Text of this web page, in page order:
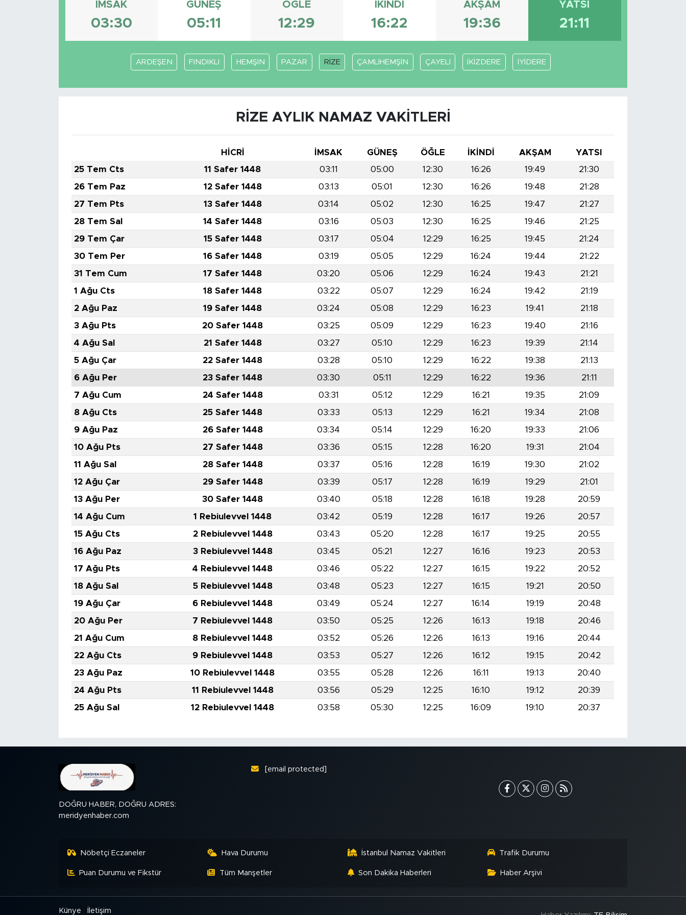
İMSAK
03:30
GÜNEŞ
05:11
ÖĞLE
12:29
İKINDI
16:22
AKŞAM
19:36
YATSI
21:11
ARDEŞEN FINDIKLI HEMŞİN PAZAR RİZE ÇAMLIHEMŞİN ÇAYELİ İKİZDERE İYİDERE
RİZE AYLIK NAMAZ VAKITLERI
HİCRİ İMSAK GÜNEŞ ÖĞLE İKINDI AKŞAM
YATSI
25 Tem Cts
11 Safer 1448 03:11 05:00 12:30 16:26 19:49
21:30
26 Tem Paz
12 Safer 1448 03:13 05:01 12:30 16:26 19:48
21:28
27 Tem Pts
13 Safer 1448 03:14 05:02 12:30 16:25 19:47
21:27
28 Tem Sal
14 Safer 1448 03:16 05:03 12:30 16:25 19:46
21:25
29 Tem Çar
15 Safer 1448 03:17 05:04 12:29 16:25 19:45
21:24
30 Tem Per
16 Safer 1448 03:19 05:05 12:29 16:24 19:44
21:22
31 Tem Cum
17 Safer 1448 03:20 05:06 12:29 16:24 19:43
21:21
1 Ağu Cts
18 Safer 1448 03:22 05:07 12:29 16:24 19:42
21:19
2 Ağu Paz
19 Safer 1448 03:24 05:08 12:29 16:23 19:41
21:18
3 Ağu Pts
20 Safer 1448 03:25 05:09 12:29 16:23 19:40
21:16
4 Ağu Sal
21 Safer 1448 03:27 05:10 12:29 16:23 19:39
21:14
5 Ağu Çar
22 Safer 1448 03:28 05:10 12:29 16:22 19:38
21:13
6 Ağu Per
23 Safer 1448 03:30 05:11 12:29 16:22 19:36
21:11
7 Ağu Cum
24 Safer 1448 03:31 05:12 12:29 16:21 19:35
21:09
8 Ağu Cts
25 Safer 1448 03:33 05:13 12:29 16:21 19:34
21:08
9 Ağu Paz
26 Safer 1448 03:34 05:14 12:29 16:20 19:33
21:06
10 Ağu Pts
27 Safer 1448 03:36 05:15 12:28 16:20 19:31
21:04
11 Ağu Sal
28 Safer 1448 03:37 05:16 12:28 16:19 19:30
21:02
12 Ağu Çar
29 Safer 1448 03:39 05:17 12:28 16:19 19:29
21:01
13 Ağu Per
30 Safer 1448 03:40 05:18 12:28 16:18 19:28
20:59
14 Ağu Cum
1 Rebiulevvel 1448 03:42 05:19 12:28 16:17 19:26
20:57
15 Ağu Cts
2 Rebiulevvel 1448 03:43 05:20 12:28 16:17 19:25
20:55
16 Ağu Paz
3 Rebiulevvel 1448 03:45 05:21 12:27 16:16 19:23
20:53
17 Ağu Pts
4 Rebiulevvel 1448 03:46 05:22 12:27 16:15 19:22
20:52
18 Ağu Sal
5 Rebiulevvel 1448 03:48 05:23 12:27 16:15 19:21
20:50
19 Ağu Çar
6 Rebiulevvel 1448 03:49 05:24 12:27 16:14 19:19
20:48
20 Ağu Per
7 Rebiulevvel 1448 03:50 05:25 12:26 16:13 19:18
20:46
21 Ağu Cum
8 Rebiulevvel 1448 03:52 05:26 12:26 16:13 19:16
20:44
22 Ağu Cts
9 Rebiulevvel 1448 03:53 05:27 12:26 16:12 19:15
20:42
23 Ağu Paz
10 Rebiulevvel 1448 03:55 05:28 12:26 16:11 19:13
20:40
24 Ağu Pts
11 Rebiulevvel 1448 03:56 05:29 12:25 16:10 19:12
20:39
25 Ağu Sal
12 Rebiulevvel 1448 03:58 05:30 12:25 16:09 19:10 20:37
DOĞRU HABER, DOĞRU ADRES:
meridyenhaber.com
[email protected]
Nöbetçi Eczaneler Hava Durumu İstanbul Namaz Vakitleri Trafik Durumu
Puan Durumu ve Fikstür Tüm Manşetler Son Dakika Haberleri Haber Arşivi
Künye İletişim
BİLİM-TEKNOLOJİ
KÜLTÜR SANAT
TARİHTEN GÜNÜMÜZE
MEDYA KÖŞESİ
FOTO GALERİ
VİDEOLAR
ALINTI YAZARLAR
SOSYAL MEDYA